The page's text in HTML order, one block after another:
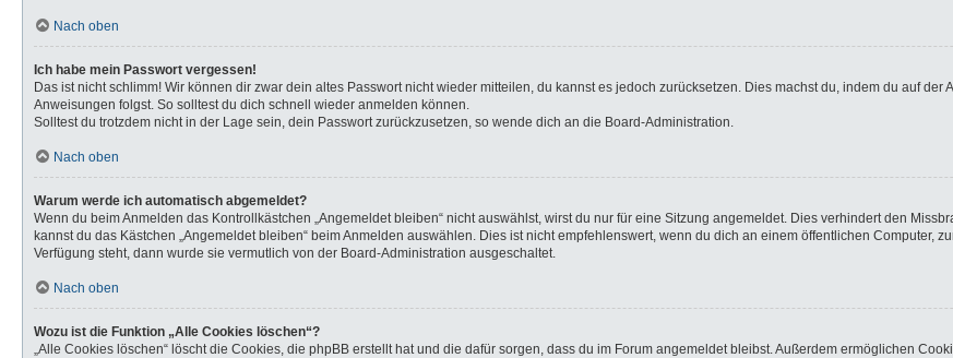
Nach oben
Ich habe mein Passwort vergessen!
Das ist nicht schlimm! Wir können dir zwar dein altes Passwort nicht wieder mitteilen, du kannst es jedoch zurücksetzen. Dies machst du, indem du auf der
Anweisungen folgst. So solltest du dich schnell wieder anmelden können.
Solltest du trotzdem nicht in der Lage sein, dein Passwort zurückzusetzen, so wende dich an die Board-Administration.
Nach oben
Warum werde ich automatisch abgemeldet?
Wenn du beim Anmelden das Kontrollkästchen „Angemeldet bleiben“ nicht auswählst, wirst du nur für eine Sitzung angemeldet. Dies verhindert den
kannst du das Kästchen „Angemeldet bleiben“ beim Anmelden auswählen. Dies ist nicht empfehlenswert, wenn du dich an einem öffentlichen Computer,
Verfügung steht, dann wurde sie vermutlich von der Board-Administration ausgeschaltet.
Nach oben
Wozu ist die Funktion „Alle Cookies löschen“?
„Alle Cookies löschen“ löscht die Cookies, die phpBB erstellt hat und die dafür sorgen, dass du im Forum angemeldet bleibst. Außerdem ermöglichen